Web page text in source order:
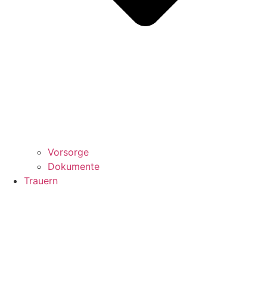
Vorsorge
Dokumente
Trauern